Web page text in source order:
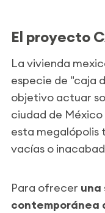
El proyecto
La vivienda
especie de "caja
objetivo actuar
ciudad de
esta megalópolis
vacías o
Para ofrecer una
contemporánea